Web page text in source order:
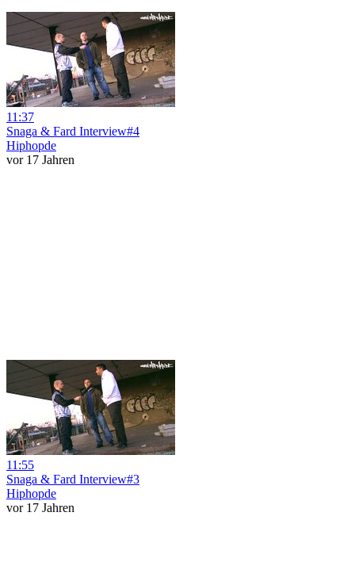
11:37
Snaga & Fard Interview#4
Hiphopde
vor 17 Jahren
11:55
Snaga & Fard Interview#3
Hiphopde
vor 17 Jahren